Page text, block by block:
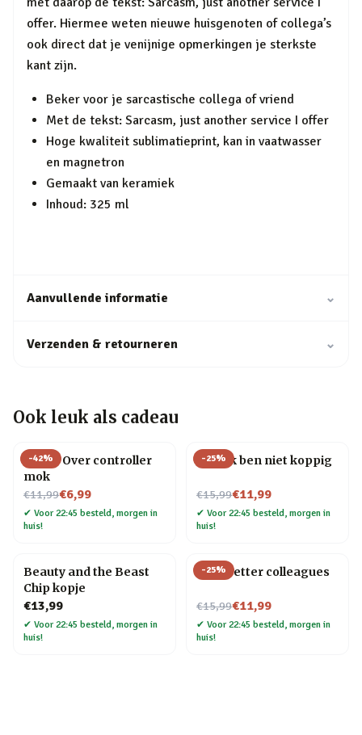
offer. Hiermee weten nieuwe huisgenoten of collega’s
ook direct dat je venijnige opmerkingen je sterkste
kant zijn.
Beker voor je sarcastische collega of vriend
Met de tekst: Sarcasm, just another service I offer
Hoge kwaliteit sublimatieprint, kan in vaatwasser
en magnetron
Gemaakt van keramiek
Inhoud: 325 ml
Aanvullende informatie ⌄
Verzenden & retourneren ⌄
Ook leuk als cadeau
-42%
Game Over controller
mok
€11,99
Nu voor€6,99
✔ Voor 22:45 besteld, morgen in
huis!
-25%
Mok Ik ben niet koppig
€15,99
Nu voor€11,99
✔ Voor 22:45 besteld, morgen in
huis!
Beauty and the Beast
Chip kopje
€13,99
✔ Voor 22:45 besteld, morgen in
huis!
-25%
Mok Better colleagues
€15,99
Nu voor€11,99
✔ Voor 22:45 besteld, morgen in
huis!